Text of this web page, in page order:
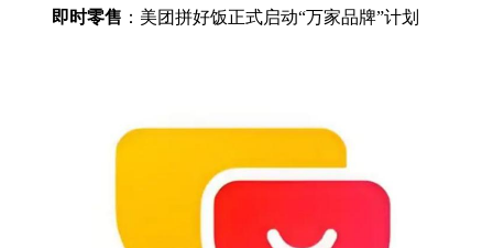
即时零售 ：美团拼好饭正式启动“万家品牌”计划